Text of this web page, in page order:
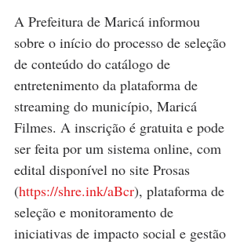
A Prefeitura de Maricá informou
sobre o início do processo de seleção
de conteúdo do catálogo de
entretenimento da plataforma de
streaming do município, Maricá
Filmes. A inscrição é gratuita e pode
ser feita por um sistema online, com
edital disponível no site Prosas
(https://shre.ink/aBcr), plataforma de
seleção e monitoramento de
iniciativas de impacto social e gestão